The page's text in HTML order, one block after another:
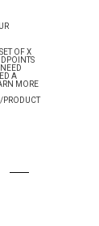
OF X
A
MORE
PRODUCT